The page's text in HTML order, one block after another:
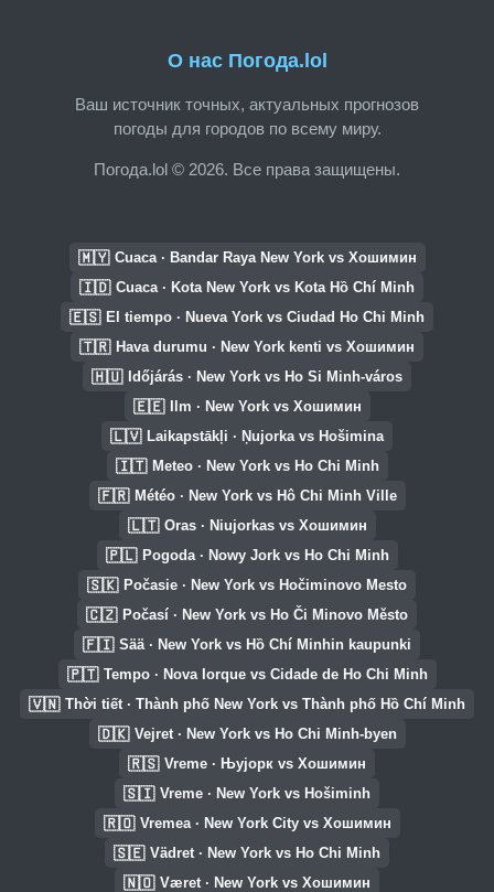
О нас Погода.lol
Ваш источник точных, актуальных прогнозов
погоды для городов по всему миру.
Погода.lol © 2026. Все права защищены.
🇲🇾 Cuaca · Bandar Raya New York vs Хошимин
🇮🇩 Cuaca · Kota New York vs Kota Hồ Chí Minh
🇪🇸 El tiempo · Nueva York vs Ciudad Ho Chi Minh
🇹🇷 Hava durumu · New York kenti vs Хошимин
🇭🇺 Időjárás · New York vs Ho Si Minh-város
🇪🇪 Ilm · New York vs Хошимин
🇱🇻 Laikapstākļi · Ņujorka vs Hošimina
🇮🇹 Meteo · New York vs Ho Chi Minh
🇫🇷 Météo · New York vs Hô Chi Minh Ville
🇱🇹 Oras · Niujorkas vs Хошимин
🇵🇱 Pogoda · Nowy Jork vs Ho Chi Minh
🇸🇰 Počasie · New York vs Hočiminovo Mesto
🇨🇿 Počasí · New York vs Ho Či Minovo Město
🇫🇮 Sää · New York vs Hồ Chí Minhin kaupunki
🇵🇹 Tempo · Nova Iorque vs Cidade de Ho Chi Minh
🇻🇳 Thời tiết · Thành phố New York vs Thành phố Hồ Chí Minh
🇩🇰 Vejret · New York vs Ho Chi Minh-byen
🇷🇸 Vreme · Њујорк vs Хошимин
🇸🇮 Vreme · New York vs Hošiminh
🇷🇴 Vremea · New York City vs Хошимин
🇸🇪 Vädret · New York vs Ho Chi Minh
🇳🇴 Været · New York vs Хошимин